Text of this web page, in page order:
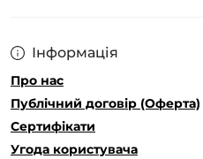
Інформація
Про нас
Публічний договір (Оферта)
Сертифікати
Угода користувача